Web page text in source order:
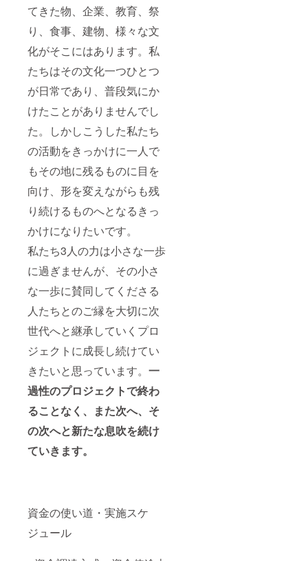
てきた物、企業、教育、祭
り、食事、建物、様々な文
化がそこにはあります。私
たちはその文化一つひとつ
が日常であり、普段気にか
けたことがありませんでし
た。しかしこうした私たち
の活動をきっかけに一人で
もその地に残るものに目を
向け、形を変えながらも残
り続けるものへとなるきっ
かけになりたいです。
私たち3人の力は小さな一歩
に過ぎませんが、その小さ
な一歩に賛同してくださる
人たちとのご縁を大切に次
世代へと継承していくプロ
ジェクトに成長し続けてい
きたいと思っています。 一
過性のプロジェクトで終わ
ることなく、また次へ、そ
の次へと新たな息吹を続け
ていきます。
資金の使い道・実施スケ
ジュール